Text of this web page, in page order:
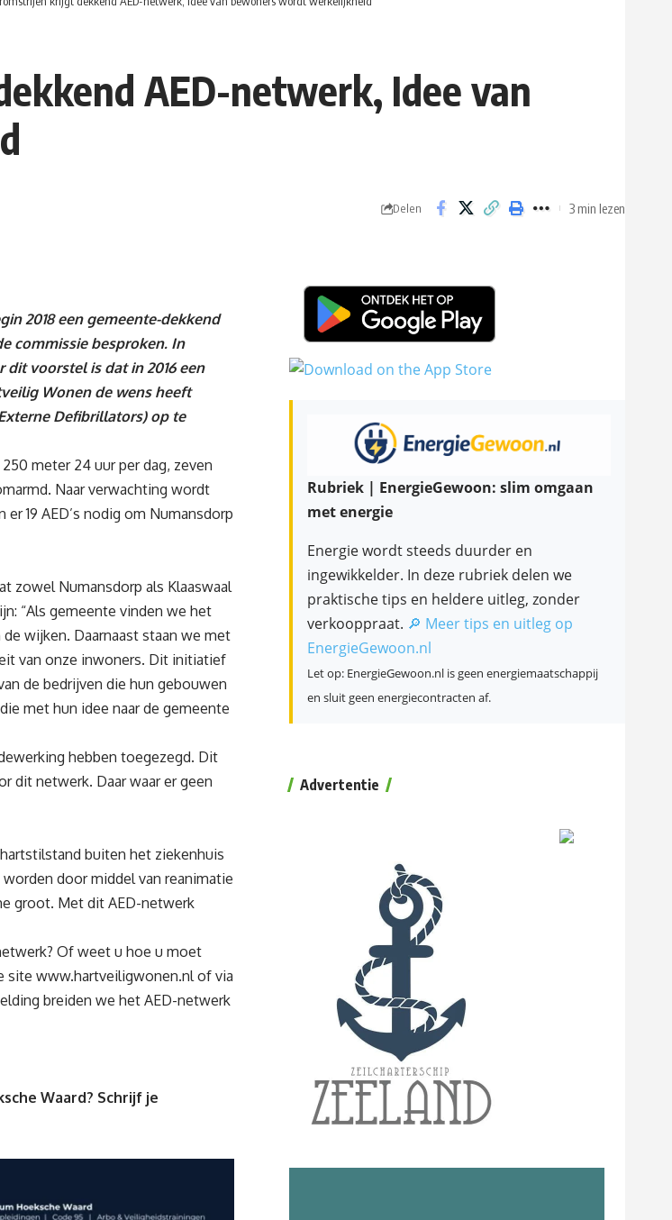
AED-netwerk, Idee van
Delen 3 min lezen
2018 een gemeente-dekkend
commissie besproken. In
voorstel is dat in 2016 een
Wonen de wens heeft
Defibrillators) op te
meter 24 uur per dag, zeven
Naar verwachting wordt
19 AED’s nodig om Numansdorp
zowel Numansdorp als Klaaswaal
“Als gemeente vinden we het
wijken. Daarnaast staan we met
van onze inwoners. Dit initiatief
de bedrijven die hun gebouwen
met hun idee naar de gemeente
hebben toegezegd. Dit
dit netwerk. Daar waar er geen
buiten het ziekenhuis
door middel van reanimatie
groot. Met dit AED-netwerk
Of weet u hoe u moet
site www.hartveiligwonen.nlof via
breiden we het AED-netwerk
Waard? Schrijf je
Rubriek | EnergieGewoon: slim omgaan
met energie
Energie wordt steeds duurder en
ingewikkelder. In deze rubriek delen we
praktische tips en heldere uitleg, zonder
verkooppraat. 🔎 Meer tips en uitleg op
EnergieGewoon.nl
Let op: EnergieGewoon.nl is geen energiemaatschappij
en sluit geen energiecontracten af.
Advertentie